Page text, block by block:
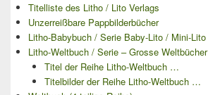
Titelliste des Litho / Lito Verlags
Unzerreißbare Pappbilderbücher
Litho-Babybuch / Serie Baby-Lito / Mini-Lito
Litho-Weltbuch / Serie – Grosse Weltbücher
Titel der Reihe Litho-Weltbuch …
Titelbilder der Reihe Litho-Weltbuch …